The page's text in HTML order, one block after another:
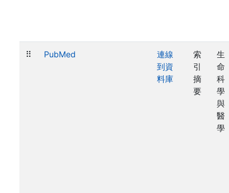
⠿ PubMed
連線
到資
料庫
索
引
摘
要
生
命
科
學
與
醫
學